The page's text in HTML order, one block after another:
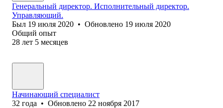
Генеральный директор. Исполнительный директор.
Управляющий.
Был 19 июля 2020 • Обновлено 19 июля 2020
Общий опыт
28 лет 5 месяцев
Начинающий специалист
32 года • Обновлено 22 ноября 2017